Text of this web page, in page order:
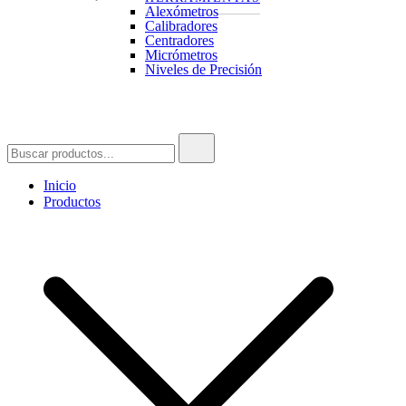
Alexómetros
Calibradores
Centradores
Micrómetros
Niveles de Precisión
Inicio
Productos